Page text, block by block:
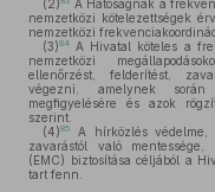
(2)
A Hatóságnak a
nemzetközi kötelezettségek
nemzetközi
(3)84 A Hivatal köteles a
nemzetközi
ellenőrzést, felderítést,
végezni, amelynek során
megfigyelésére és azok
szerint.
(4)85
A hírközlés védelme,
zavarástól való mentessége,
(EMC) biztosítása céljából a
tart fenn.